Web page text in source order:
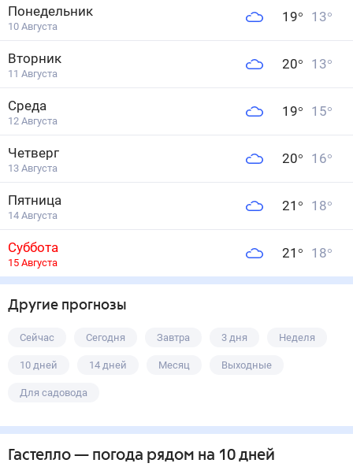
Понедельник
10 Августа
19° 13°
Вторник
11 Августа
20° 13°
Среда
12 Августа
19° 15°
Четверг
13 Августа
20° 16°
Пятница
14 Августа
21 ° 18°
Суббота
15 Августа
21 ° 18°
Другие прогнозы
Сейчас Сегодня Завтра 3 дня Неделя
10 дней 14 дней Месяц Выходные
Для садовода
Гастелло— погода рядом на 10 дней